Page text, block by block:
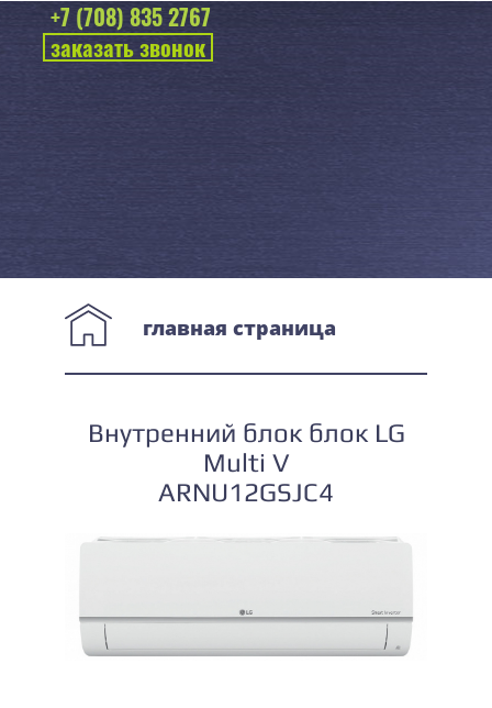
+7 (708) 835 2767
заказать звонок
главная страница
Внутренний блок блок LG
Multi V
ARNU12GSJC4